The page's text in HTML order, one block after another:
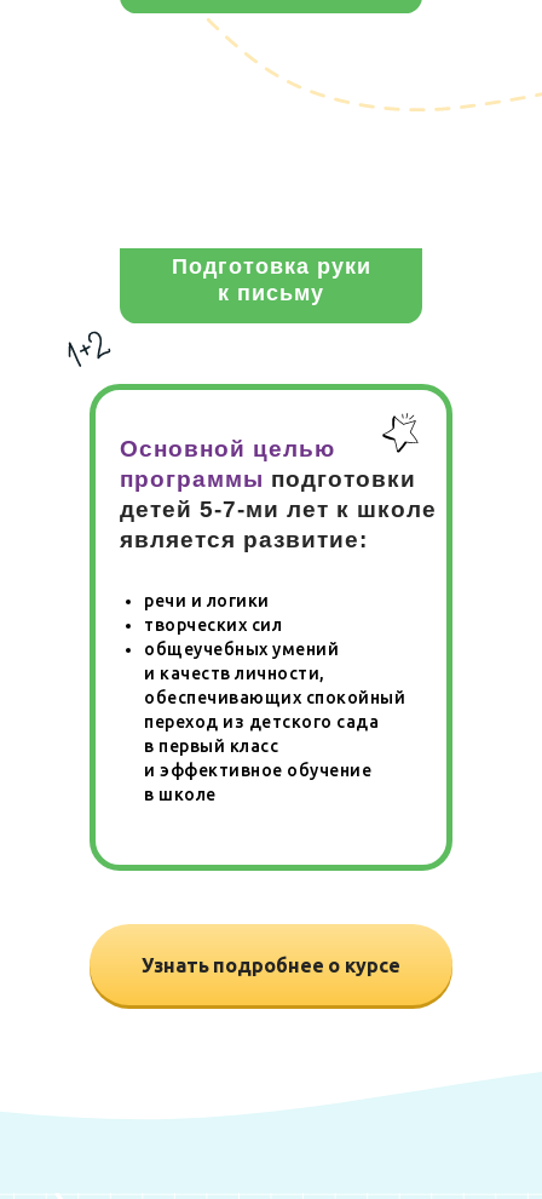
Подготовка руки
к письму
Узнать подробнее о курсе
Основной целью
программы подготовки
детей 5-7-ми лет к школе
является развитие:
речи и логики
творческих сил
общеучебных умений
и качеств личности,
обеспечивающих спокойный
переход из детского сада
в первый класс
и эффективное обучение
в школе